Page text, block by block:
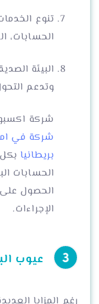
تنوع
الحسابات،
البيئة
وتدعم
شركة
شركة في
بريطانيا
الحسابات
الحصول
الإجراءات.
عيوب